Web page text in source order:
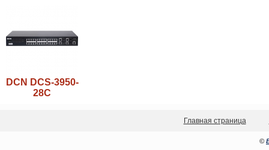
DCN DCS-3950-
28C
Главная страница
©